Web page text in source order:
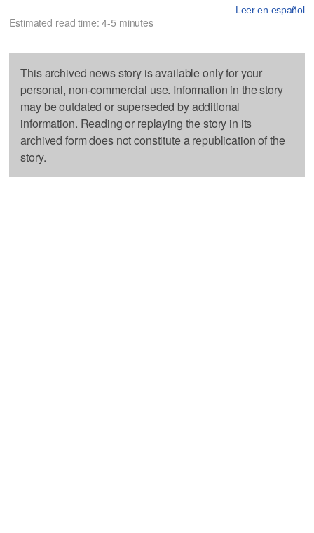
Leer en español
Estimated read time: 4-5 minutes
This archived news story is available only for your
personal, non-commercial use. Information in the story
may be outdated or superseded by additional
information. Reading or replaying the story in its
archived form does not constitute a republication of the
story.